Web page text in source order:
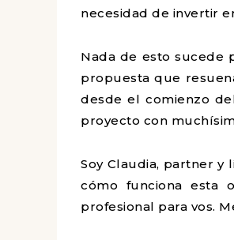
necesidad de invertir
Nada de esto sucede
propuesta que
desde el comienzo
proyecto con
Soy Claudia, partner y
cómo funciona esta
profesional para vos.